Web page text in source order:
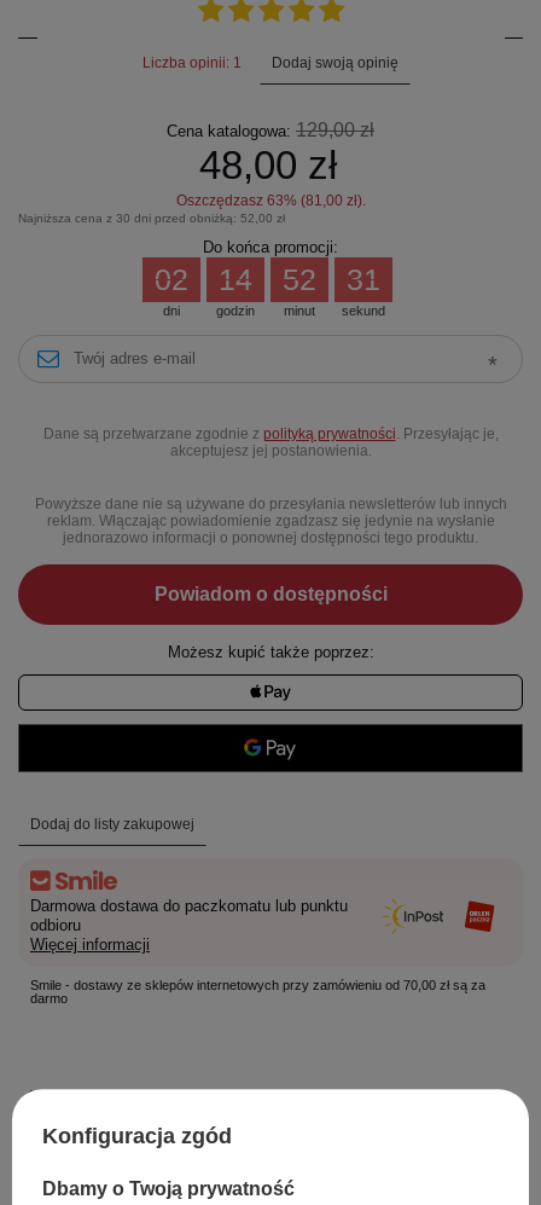
Liczba opinii: 1 Dodaj swoją opinię
Cena katalogowa: 129,00 zł
48,00 zł
Oszczędzasz 63% (81,00 zł).
Najniższa cena z 30 dni przed obniżką: 52,00 zł
Do końca promocji:
dni
02
godzin
14
minut
52
sekund
31
Dane są przetwarzane zgodnie z polityką prywatności . Przesyłając je,
akceptujesz jej postanowienia.
Powyższe dane nie są używane do przesyłania newsletterów lub innych
reklam. Włączając powiadomienie zgadzasz się jedynie na wysłanie
jednorazowo informacji o ponownej dostępności tego produktu.
Powiadom o dostępności
Możesz kupić także poprzez:
Dodaj do listy zakupowej
Darmowa dostawa do paczkomatu lub punktu
odbioru
Więcej informacji
Smile - dostawy ze sklepów internetowych przy zamówieniu od 70,00 zł są za
darmo
Darmowa dostawa od
Rozmiar: 128
Konfiguracja zgód
Dbamy o Twoją prywatność